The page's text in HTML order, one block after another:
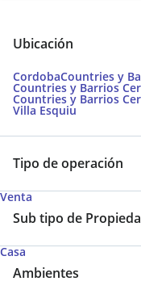
Ubicación
CordobaCountries y
Countries y Barrios
Countries y Barrios
Villa Esquiu
Tipo de operación
Venta
Sub tipo de
Casa
Ambientes